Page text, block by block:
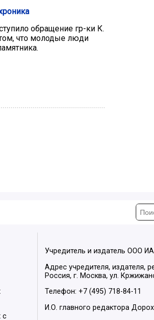
обращение гр-ки К.
что молодые люди
с
Учредитель и издатель ООО
Адрес учредителя, издателя,
Россия, г. Москва, ул.
Телефон: +7 (495) 718-84-11
И.О. главного редактора